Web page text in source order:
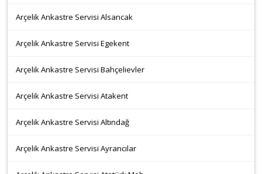
Arçelik Ankastre Servisi Alsancak
Arçelik Ankastre Servisi Egekent
Arçelik Ankastre Servisi Bahçelievler
Arçelik Ankastre Servisi Atakent
Arçelik Ankastre Servisi Altındağ
Arçelik Ankastre Servisi Ayrancılar